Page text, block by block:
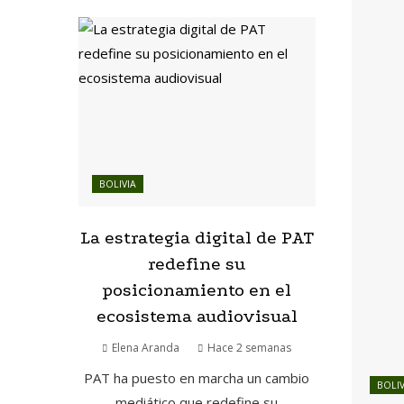
BOLIVIA
La estrategia digital de PAT
redefine su
posicionamiento en el
ecosistema audiovisual
Elena Aranda Hace 2 semanas
PAT ha puesto en marcha un cambio